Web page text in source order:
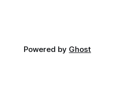
Powered by Ghost